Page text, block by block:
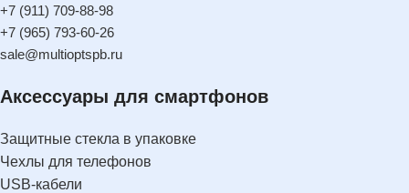
+7 (911) 709-88-98
+7 (965) 793-60-26
sale@multioptspb.ru
Аксессуары для смартфонов
Защитные стекла в упаковке
Чехлы для телефонов
USB-кабели